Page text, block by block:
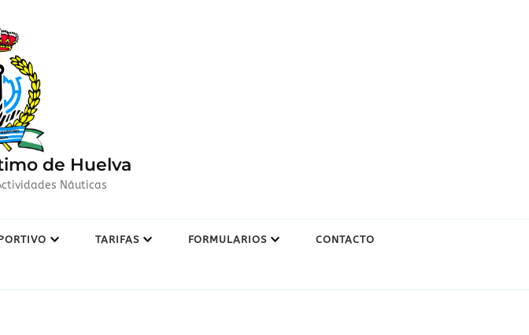
de Huelva
Náuticas
TARIFAS FORMULARIOS CONTACTO